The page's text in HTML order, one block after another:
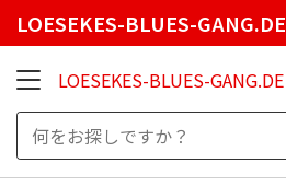
LOESEKES-BLUES-GANG.DE
LOESEKES-BLUES-GANG.DE